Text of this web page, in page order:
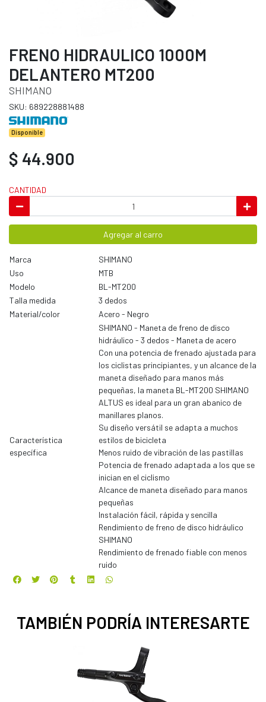
FRENO HIDRAULICO 1000M
DELANTERO MT200
SHIMANO
SKU: 689228881488
Disponible
$ 44.900
CANTIDAD
Agregar al carro
Marca
SHIMANO
Uso
MTB
Modelo
BL-MT200
Talla medida
3 dedos
Material/color
Acero - Negro
Característica
específica
SHIMANO - Maneta de freno de disco
hidráulico - 3 dedos - Maneta de acero
Con una potencia de frenado ajustada para
los ciclistas principiantes, y un alcance de la
maneta diseñado para manos más
pequeñas, la maneta BL-MT200 SHIMANO
ALTUS es ideal para un gran abanico de
manillares planos.
Su diseño versátil se adapta a muchos
estilos de bicicleta
Menos ruido de vibración de las pastillas
Potencia de frenado adaptada a los que se
inician en el ciclismo
Alcance de maneta diseñado para manos
pequeñas
Instalación fácil, rápida y sencilla
Rendimiento de freno de disco hidráulico
SHIMANO
Rendimiento de frenado fiable con menos
ruido
TAMBIÉN PODRÍA INTERESARTE